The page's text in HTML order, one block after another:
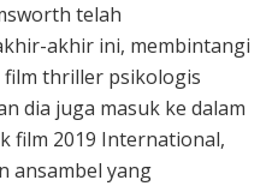
telah
akhir ini, membintangi
film thriller psikologis
dia juga masuk ke dalam
film 2019 International,
ansambel yang